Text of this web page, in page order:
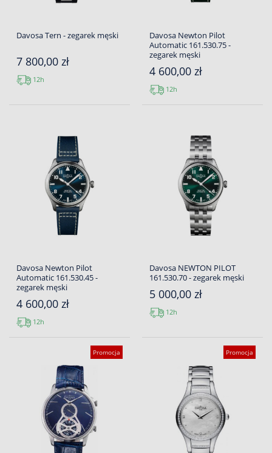
Davosa Tern - zegarek męski
7 800,00 zł
12h
Davosa Newton Pilot
Automatic 161.530.75 -
zegarek męski
4 600,00 zł
12h
Davosa Newton Pilot
Automatic 161.530.45 -
zegarek męski
4 600,00 zł
12h
Davosa NEWTON PILOT
161.530.70 - zegarek męski
5 000,00 zł
12h
Promocja Promocja